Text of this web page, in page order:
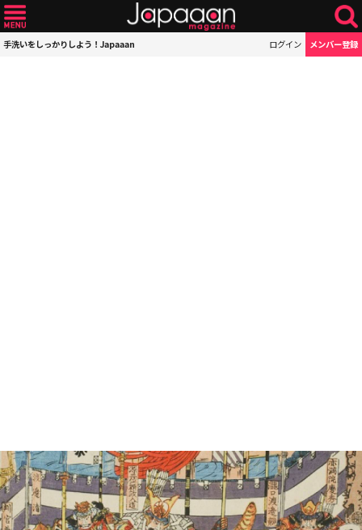
手洗いをしっかりしよう！Japaaan ログイン メンバー登録